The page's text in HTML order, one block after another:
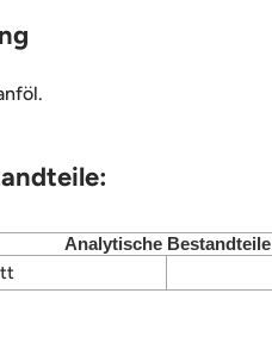
Analytische Bestandteile